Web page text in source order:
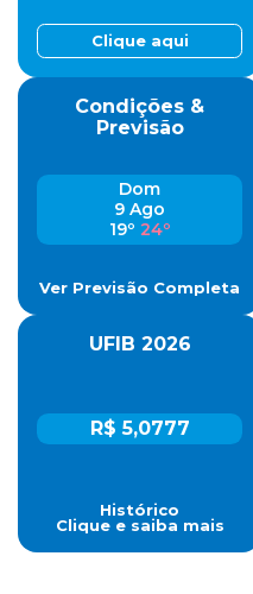
Clique aqui
Condições &
Previsão
Dom
9 Ago
19º 24º
Ver Previsão Completa
UFIB 2026
R$ 5,0777
Histórico
Clique e saiba mais